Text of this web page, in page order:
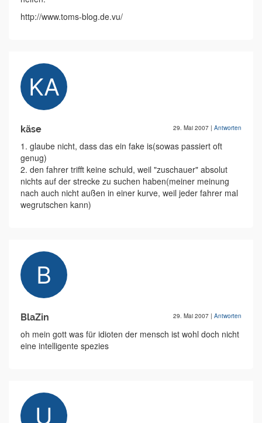
http://www.toms-blog.de.vu/
käse 29. Mai 2007 | Antworten
1. glaube nicht, dass das ein fake is(sowas passiert oft
genug)
2. den fahrer trifft keine schuld, weil "zuschauer" absolut
nichts auf der strecke zu suchen haben(meiner meinung
nach auch nicht außen in einer kurve, weil jeder fahrer mal
wegrutschen kann)
BlaZin 29. Mai 2007 | Antworten
oh mein gott was für idioten der mensch ist wohl doch nicht
eine intelligente spezies